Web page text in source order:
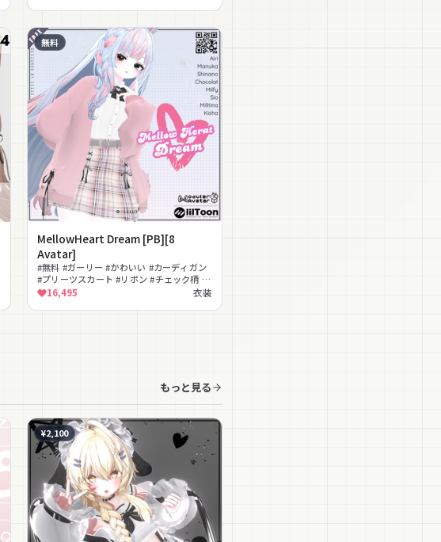
無料
MellowHeart Dream [PB][8
Avatar]
#無料 #ガーリー #かわいい #カーディガン
#プリーツスカート #リボン #チェック柄 #
ゆめかわいい #学園 #MA対応
16,495 衣装
もっと見る
¥2,100